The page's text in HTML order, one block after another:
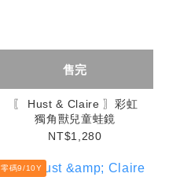
售完
〖 Hust & Claire 〗彩虹
獨角獸兒童蛙鏡
NT$1,280
零碼9/10Y